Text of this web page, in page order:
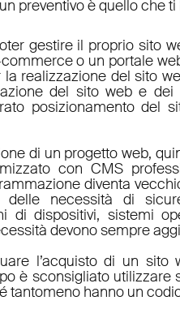
preventivo è quello che
gestire il proprio sito
o un portale
realizzazione del sito
del sito web e
posizionamento del
di un progetto web,
con CMS
diventa
delle necessità di
di dispositivi, sistemi
devono sempre
l’acquisto di un
è sconsigliato utilizzare
tantomeno hanno un